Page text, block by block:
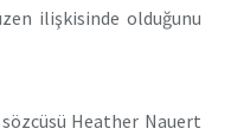
ilişkisinde olduğunu
sözcüsü Heather Nauert